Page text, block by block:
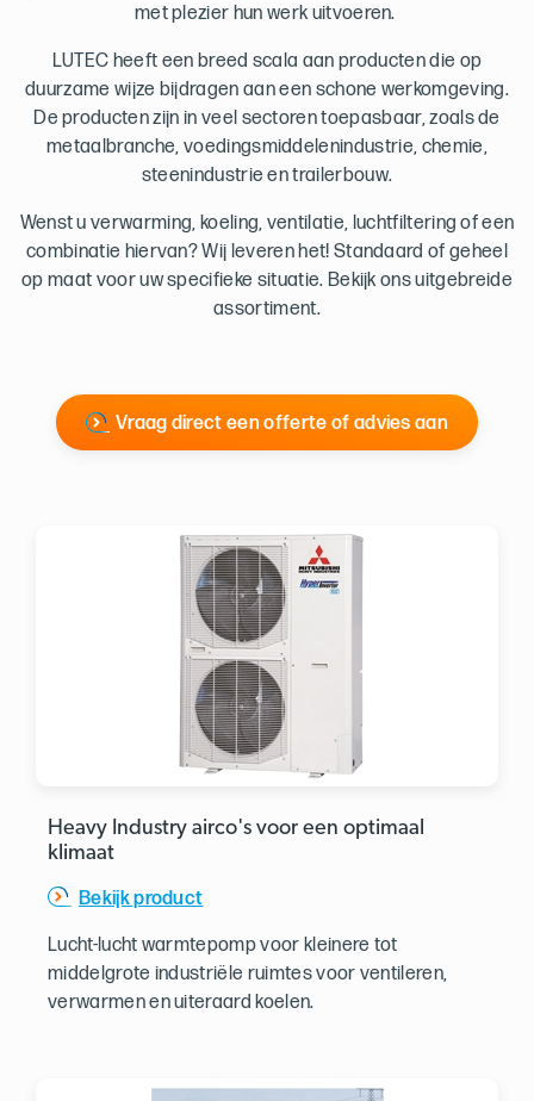
met plezier hun werk uitvoeren.
LUTEC heeft een breed scala aan producten die op
duurzame wijze bijdragen aan een schone werkomgeving.
De producten zijn in veel sectoren toepasbaar, zoals de
metaalbranche, voedingsmiddelenindustrie, chemie,
steenindustrie en trailerbouw.
Wenst u verwarming, koeling, ventilatie, luchtfiltering of een
combinatie hiervan? Wij leveren het! Standaard of geheel
op maat voor uw specifieke situatie. Bekijk ons uitgebreide
assortiment.
Vraag direct een offerte of advies aan
Heavy Industry airco's voor een optimaal
klimaat
Bekijk product
Lucht-lucht warmtepomp voor kleinere tot
middelgrote industriële ruimtes voor ventileren,
verwarmen en uiteraard koelen.